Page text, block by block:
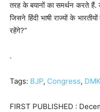
तरह के बयानों का समर्थन करते हैं.
जिसने हिंदी भाषी राज्यों के
रहेंगे?”
.
Tags: BJP, Congress, DMK
FIRST PUBLISHED :